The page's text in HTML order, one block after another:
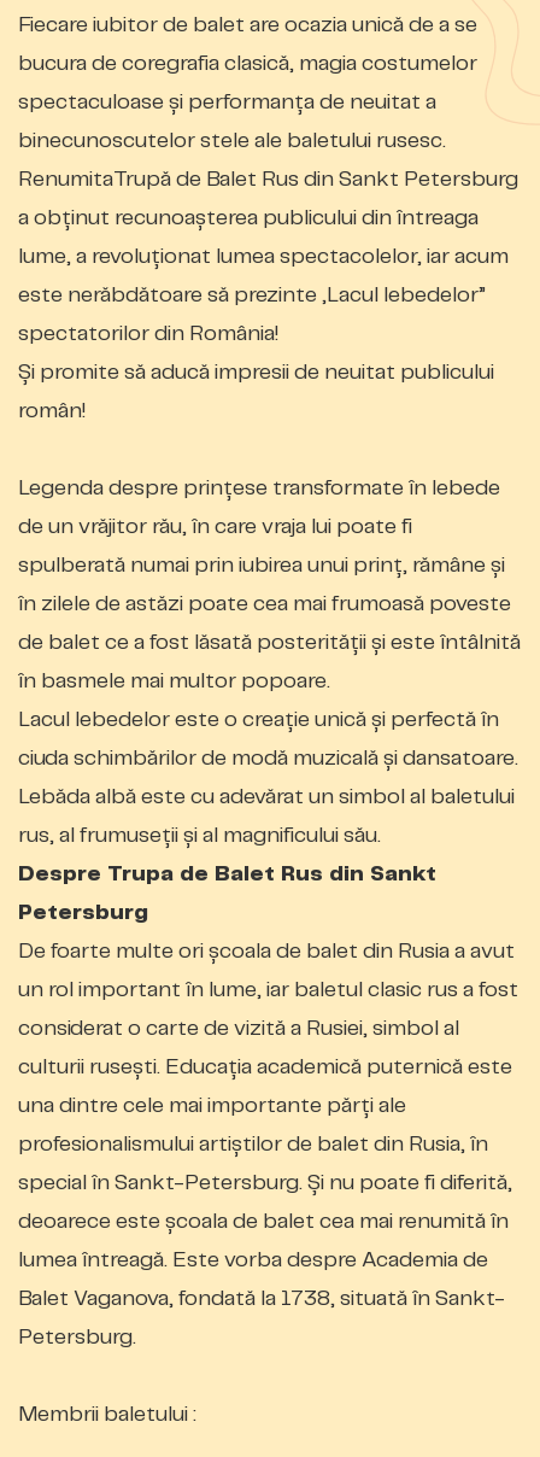
Fiecare iubitor de balet are ocazia unică de a se
bucura de coregrafia clasică, magia costumelor
spectaculoase și performanța de neuitat a
binecunoscutelor stele ale baletului rusesc.
RenumitaTrupă de Balet Rus din Sankt Petersburg
a obţinut recunoașterea publicului din întreaga
lume, a revoluţionat lumea spectacolelor, iar acum
este nerăbdătoare să prezinte „Lacul lebedelor”
spectatorilor din România!
Și promite să aducă impresii de neuitat publicului
român!
Legenda despre prinţese transformate în lebede
de un vrăjitor rău, în care vraja lui poate fi
spulberată numai prin iubirea unui prinţ, rămâne şi
în zilele de astăzi poate cea mai frumoasă poveste
de balet ce a fost lăsată posterităţii şi este întâlnită
în basmele mai multor popoare.
Lacul lebedelor este o creație unică și perfectă în
ciuda schimbărilor de modă muzicală și dansatoare.
Lebăda albă este cu adevărat un simbol al baletului
rus, al frumuseții și al magnificului său.
Despre Trupa de Balet Rus din Sankt
Petersburg
De foarte multe ori școala de balet din Rusia a avut
un rol important în lume, iar baletul clasic rus a fost
considerat o carte de vizită a Rusiei, simbol al
culturii rusești. Educația academică puternică este
una dintre cele mai importante părți ale
profesionalismului artiștilor de balet din Rusia, în
special în Sankt-Petersburg. Și nu poate fi diferită,
deoarece este școala de balet cea mai renumită în
lumea întreagă. Este vorba despre Academia de
Balet Vaganova, fondată la 1738, situată în Sankt-
Petersburg.
Membrii baletului :